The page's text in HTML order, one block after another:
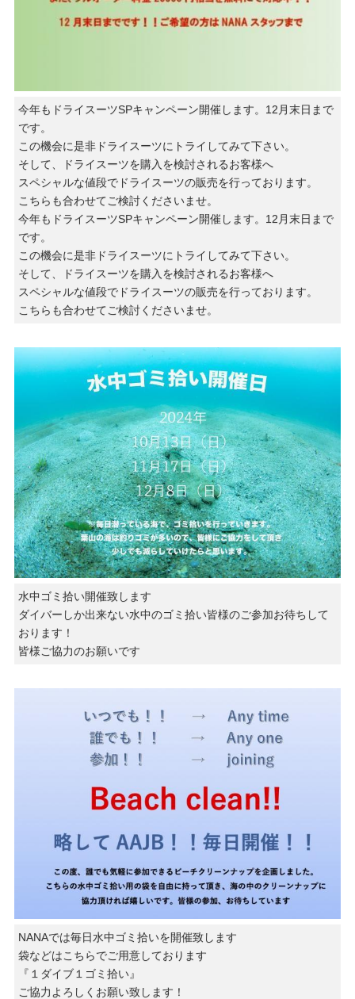
今年もドライスーツSPキャンペーン開催します。12月末日まで
です。
この機会に是非ドライスーツにトライしてみて下さい。
そして、ドライスーツを購入を検討されるお客様へ
スペシャルな値段でドライスーツの販売を行っております。
こちらも合わせてご検討くださいませ。
今年もドライスーツSPキャンペーン開催します。12月末日まで
です。
この機会に是非ドライスーツにトライしてみて下さい。
そして、ドライスーツを購入を検討されるお客様へ
スペシャルな値段でドライスーツの販売を行っております。
こちらも合わせてご検討くださいませ。
水中ゴミ拾い開催致します
ダイバーしか出来ない水中のゴミ拾い皆様のご参加お待ちして
おります！
皆様ご協力のお願いです
NANAでは毎日水中ゴミ拾いを開催致します
袋などはこちらでご用意しております
『１ダイブ１ゴミ拾い』
ご協力よろしくお願い致します！